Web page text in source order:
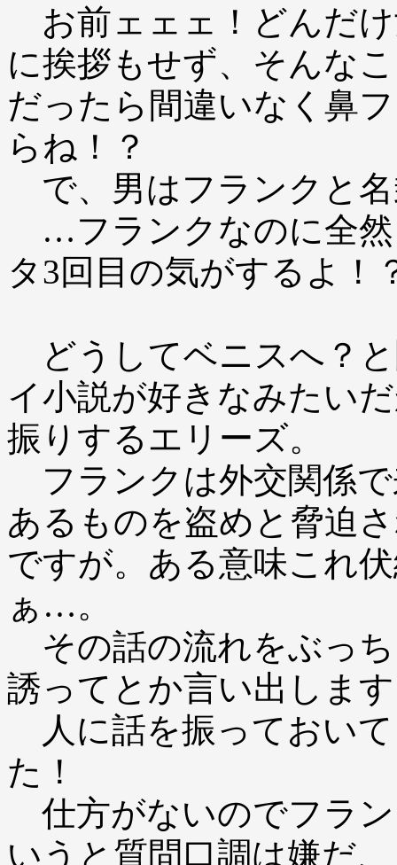
お前ェェェ！どんだ
に挨拶もせず、そんな
だったら間違いなく鼻
らね！？
で、男はフランクと
…フランクなのに全
タ3回目の気がするよ！
どうしてベニスへ？
イ小説が好きなみたい
振りするエリーズ。
フランクは外交関係
あるものを盗めと脅迫
ですが。ある意味これ
ぁ…。
その話の流れをぶっ
誘ってとか言い出しま
人に話を振っておい
た！
仕方がないのでフラ
いうと質問口調は嫌だ